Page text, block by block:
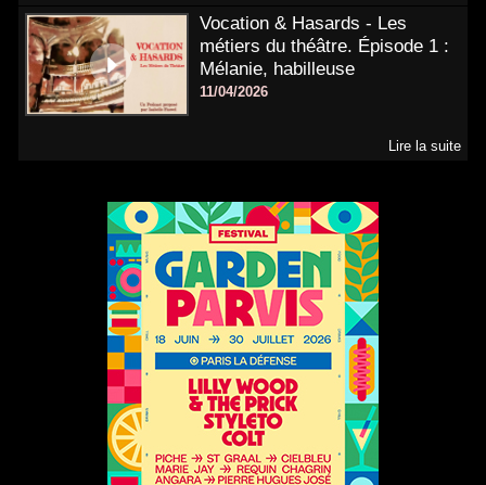
Vocation & Hasards - Les
métiers du théâtre. Épisode 1 :
Mélanie, habilleuse
11/04/2026
Lire la suite